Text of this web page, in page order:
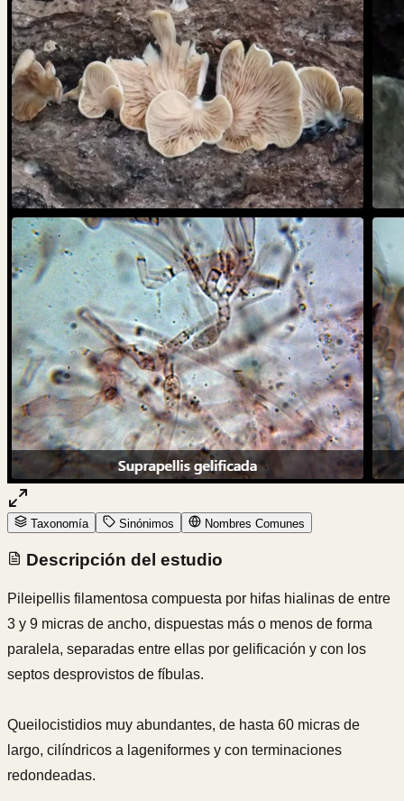
Taxonomía Sinónimos Nombres Comunes
Descripción del estudio
Pileipellis filamentosa compuesta por hifas hialinas de entre
3 y 9 micras de ancho, dispuestas más o menos de forma
paralela, separadas entre ellas por gelificación y con los
septos desprovistos de fíbulas.
Queilocistidios muy abundantes, de hasta 60 micras de
largo, cilíndricos a lageniformes y con terminaciones
redondeadas.